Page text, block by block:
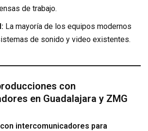
de trabajo.
La mayoría de los equipos modernos
de sonido y video existentes.
con
en Guadalajara y ZMG
intercomunicadores para